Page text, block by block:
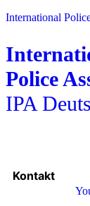
International
Police
IPA
Kontakt